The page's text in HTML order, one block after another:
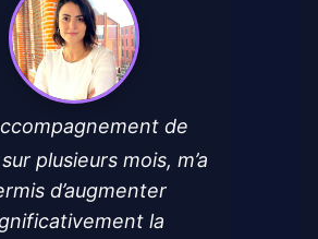
de
plusieurs mois, m’a
d’augmenter
la